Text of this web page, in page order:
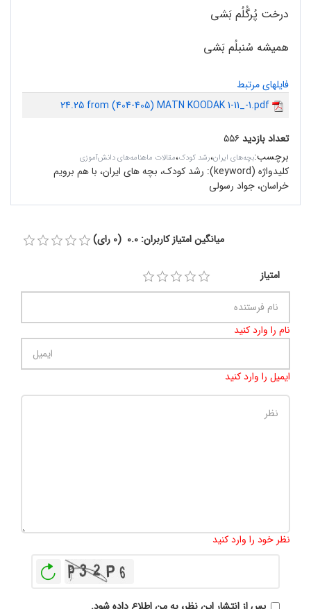
درخت پُرگُلُم بَشی
همیشه سُنبلُم بَشی
فایلهای مرتبط
24.25 from (404-405) MATN KOODAK 1-11_-1.pdf
تعداد بازدید۵۵۶
برچسب:بچه‌های ایران،رشد کودک،مقالات ماهنامه‌های دانش‌آموزی
کلیدواژه (keyword):
رشد کودک، بچه های ایران، با هم برویم
خراسان، جواد رسولی
میانگین امتیاز کاربران: 0.0 (0 رای)
امتیاز
نام را وارد کنید
ایمیل را وارد کنید
نظر خود را وارد کنید